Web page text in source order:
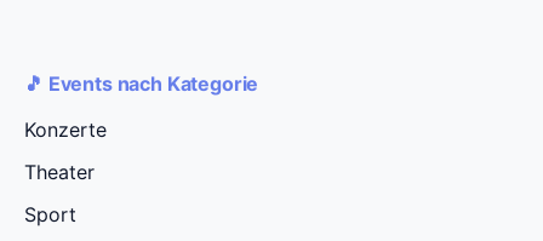
🎵 Events nach Kategorie
Konzerte
Theater
Sport